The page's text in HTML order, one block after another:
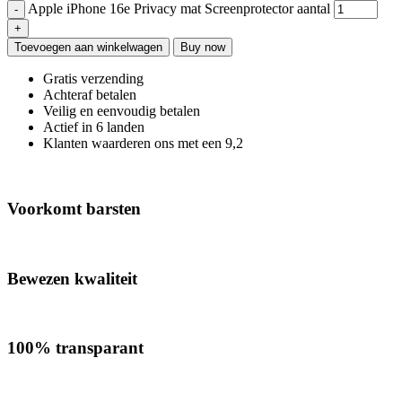
Apple iPhone 16e Privacy mat Screenprotector aantal
Toevoegen aan winkelwagen Buy now
Gratis verzending
Achteraf betalen
Veilig en eenvoudig betalen
Actief in 6 landen
Klanten waarderen ons met een 9,2
Voorkomt barsten
Bewezen kwaliteit
100% transparant